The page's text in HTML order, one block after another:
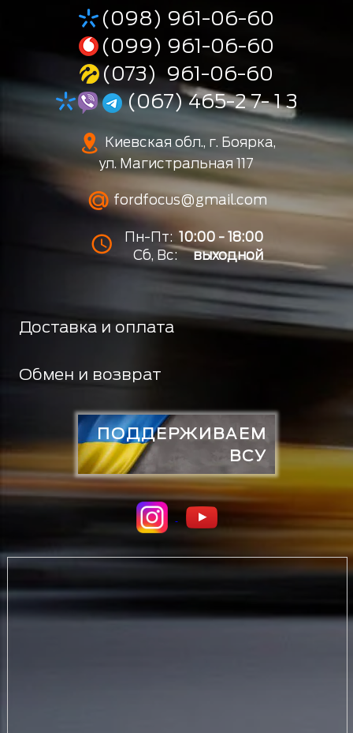
(098) 961-06-60
(099) 961-06-60
(073) 961-06-60
(067) 465-2 7- 1 3
Киевская обл., г. Боярка,
ул. Магистральная 117
fordfocus@gmail.com
Пн-Пт: 10:00 - 18:00
Сб, Вс:
выходной
Доставка и оплата
Обмен и возврат
ПОДДЕРЖИВАЕМ
ВСУ